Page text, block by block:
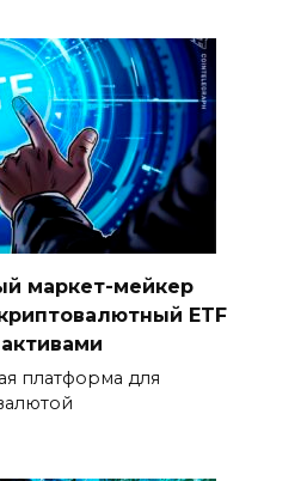
маркет-мейкер
ETF
платформа для